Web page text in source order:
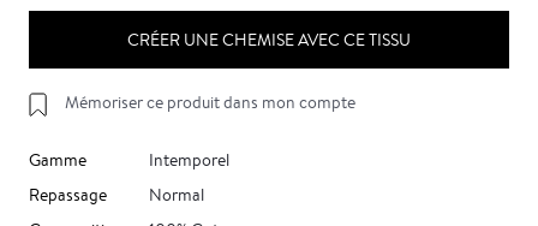
CRÉER UNE CHEMISE AVEC CE TISSU
Mémoriser ce produit dans mon compte
Gamme
Intemporel
Repassage
Normal